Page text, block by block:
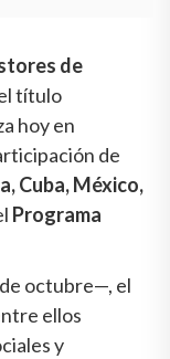
de
título
hoy en
de
Cuba, México,
Programa
octubre—, el
ellos
y